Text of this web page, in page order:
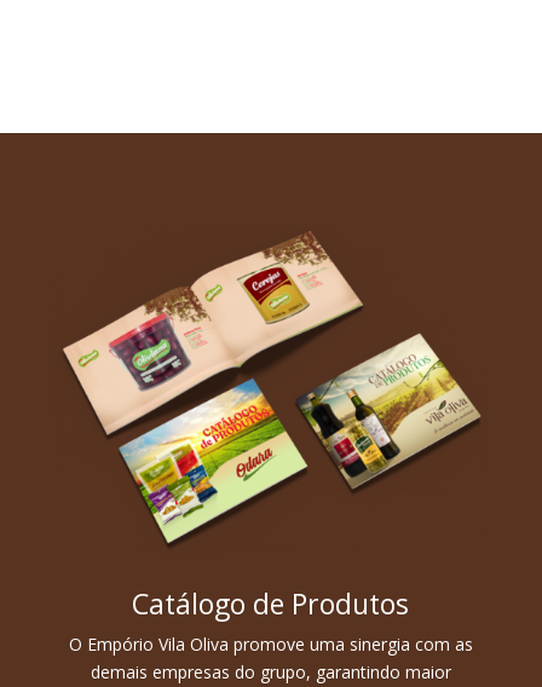
Catálogo de Produtos
O Empório Vila Oliva promove uma sinergia com as
demais empresas do grupo, garantindo maior